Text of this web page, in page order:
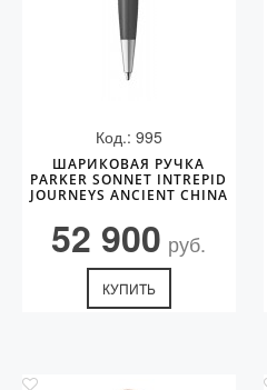
Код.: 995
ШАРИКОВАЯ РУЧКА
PARKER SONNET INTREPID
JOURNEYS ANCIENT CHINA
52 900 руб.
КУПИТЬ